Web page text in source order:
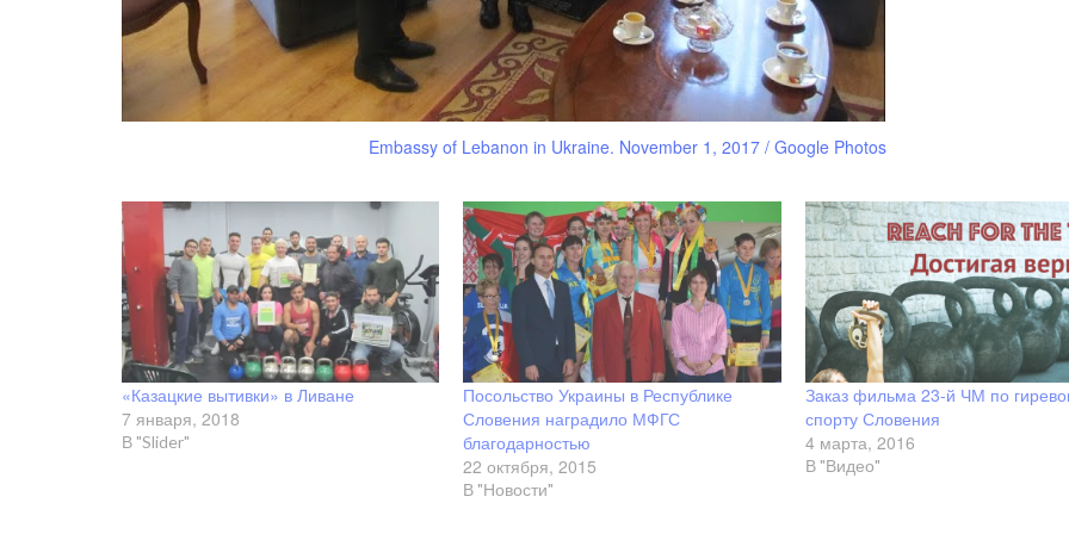
Embassy of Lebanon in Ukraine. November 1, 2017 / Google Photos
«Казацкие вытивки» в Ливане
7 января, 2018
В "Slider"
Посольство Украины в Республике
Словения наградило МФГС
благодарностью
22 октября, 2015
В "Новости"
Заказ фильма 23-й ЧМ по
спорту Словения
4 марта, 2016
В "Видео"